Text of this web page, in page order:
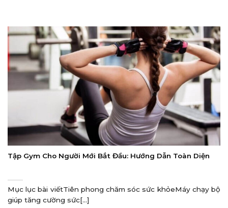
Tập Gym Cho Người Mới Bắt Đầu: Hướng Dẫn Toàn Diện
Mục lục bài viếtTiên phong chăm sóc sức khỏeMáy chạy bộ
giúp tăng cường sức[...]